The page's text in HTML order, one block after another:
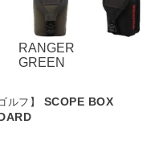
RANGER
GREEN
ルフ】
SCOPE BOX